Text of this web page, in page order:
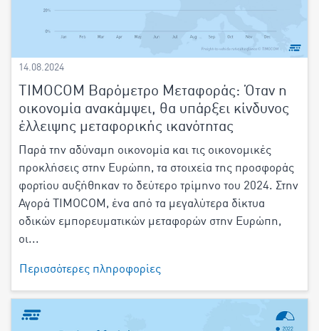
14.08.2024
TIMOCOM Βαρόμετρο Μεταφοράς: Όταν η
οικονομία ανακάμψει, θα υπάρξει κίνδυνος
έλλειψης μεταφορικής ικανότητας
Παρά την αδύναμη οικονομία και τις οικονομικές
προκλήσεις στην Ευρώπη, τα στοιχεία της προσφοράς
φορτίου αυξήθηκαν το δεύτερο τρίμηνο του 2024. Στην
Αγορά TIMOCOM, ένα από τα μεγαλύτερα δίκτυα
οδικών εμπορευματικών μεταφορών στην Ευρώπη,
οι...
Περισσότερες πληροφορίες